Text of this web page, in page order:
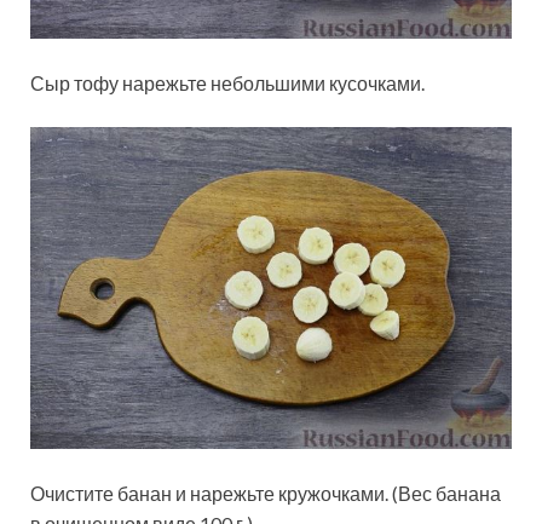
Сыр тофу нарежьте небольшими кусочками.
Очистите банан и нарежьте кружочками. (Вес банана